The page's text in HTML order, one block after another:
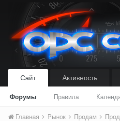
Сайт
Форумы Правила
Активность
Главная Рынок Продам